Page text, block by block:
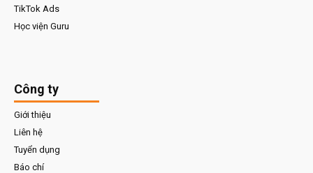
TikTok Ads
Học viện Guru
Công ty
Giới thiệu
Liên hệ
Tuyển dụng
Báo chí